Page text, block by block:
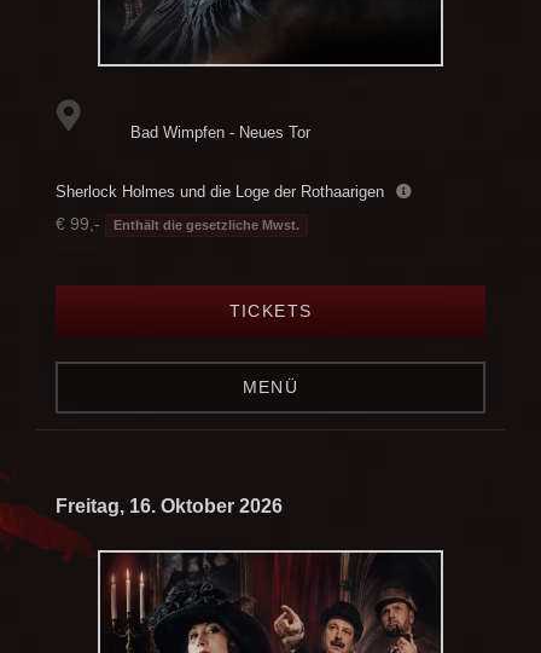
Bad Wimpfen - Neues Tor
Sherlock Holmes und die Loge der Rothaarigen
€ 99,- Enthält die gesetzliche Mwst.
TICKETS
MENÜ
Freitag, 16. Oktober 2026